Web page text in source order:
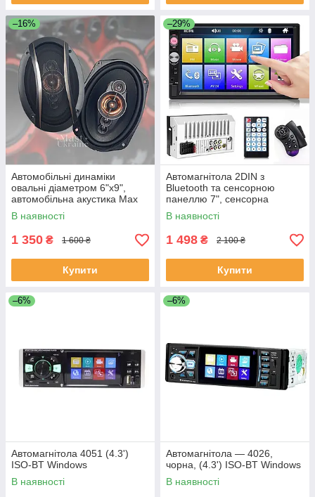
–16%
Автомобільні динаміки
овальні діаметром 6"х9",
автомобільна акустика Max
900 Вт 92 дБ Чорний TS-
6996E
В наявності
1 350 ₴ 1 600 ₴
Купити
–29%
Автомагнітола 2DIN з
Bluetooth та сенсорною
панеллю 7", сенсорна
магнітола в машину з
пультом управління 7018B
В наявності
1 498 ₴ 2 100 ₴
Купити
–6%
Автомагнітола 4051 (4.3')
ISO-BT Windows
В наявності
–6%
Автомагнітола — 4026,
чорна, (4.3') ISO-BT Windows
В наявності